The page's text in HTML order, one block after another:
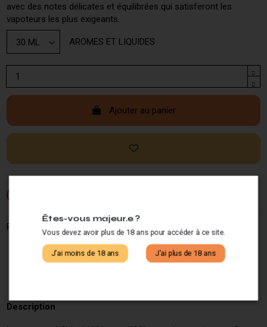
avec des notes délicates et équilibrées qui satisferont les
vapoteurs les plus exigeants.
AROMES ET LIQUIDES
Ajouter au panier
Partagez ce produit :
Description
Êtes-vous majeur.e ?
Vous devez avoir plus de 18 ans pour accéder à ce site.
J'ai moins de 18 ans J'ai plus de 18 ans